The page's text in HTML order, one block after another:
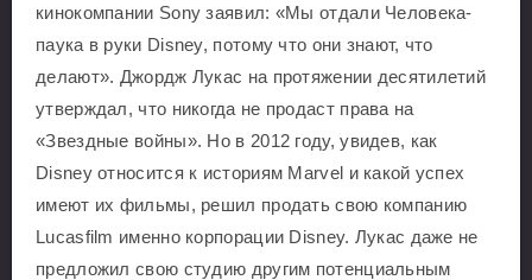
кинокомпании Sony заявил: «Мы отдали Человека-
паука в руки Disney, потому что они знают, что
делают». Джордж Лукас на протяжении десятилетий
утверждал, что никогда не продаст права на
«Звездные войны». Но в 2012 году, увидев, как
Disney относится к историям Marvel и какой успех
имеют их фильмы, решил продать свою компанию
Lucasfilm именно корпорации Disney. Лукас даже не
предложил свою студию другим потенциальным